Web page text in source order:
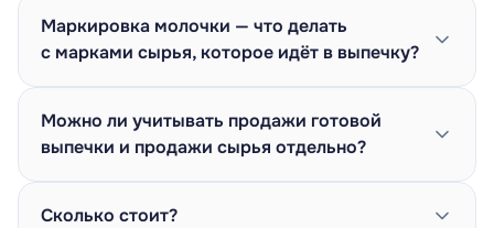
Маркировка молочки — что делать
с марками сырья, которое идёт в выпечку?
Можно ли учитывать продажи готовой
выпечки и продажи сырья отдельно?
Сколько стоит?